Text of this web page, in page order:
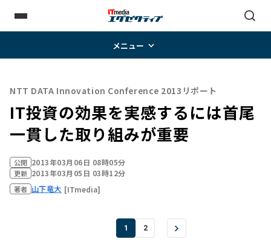
メニュー
NTT DATA Innovation Conference 2013リポート
IT投資の効果を実感するには首尾
一貫した取り組みが重要
公開 2013年03月06日 08時05分
更新 2013年03月05日 03時12分
著者 山下竜大 [ITmedia]
1 2